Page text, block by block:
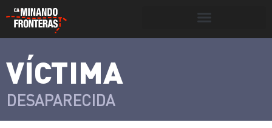
Víctimas y
victimarios
Portada » Víctimas
VÍCTIMA
DESAPARECIDA